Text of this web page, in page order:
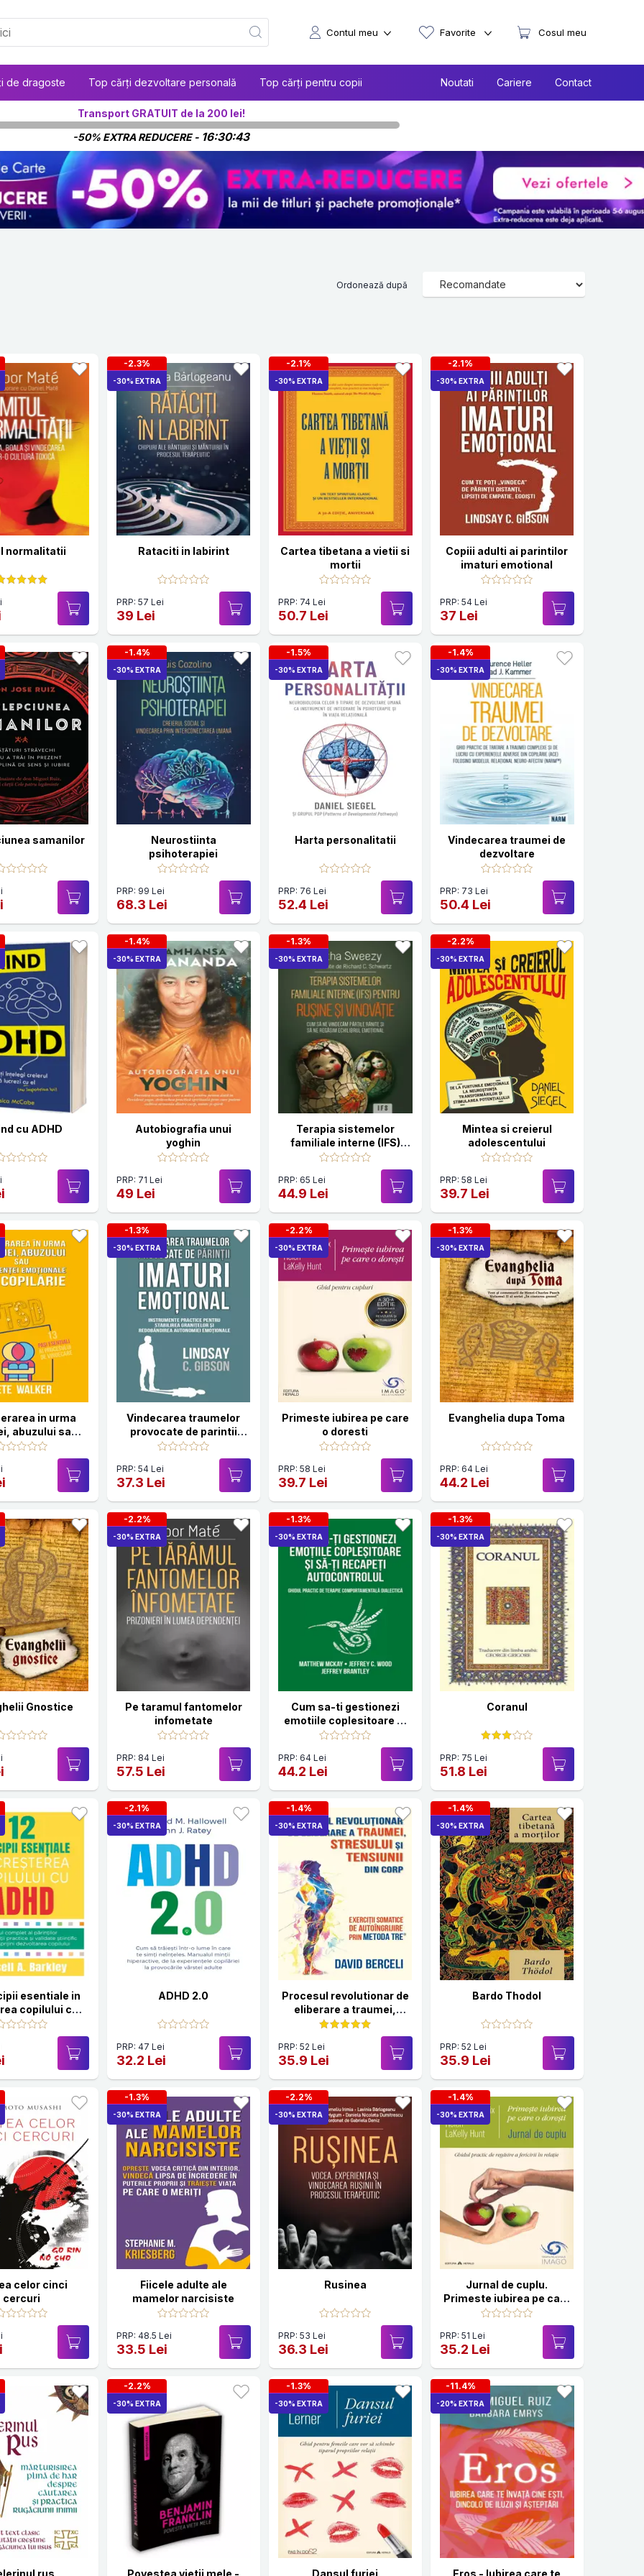
de dragoste Top cărți dezvoltare personală Top cărți pentru copii Noutati Cariere Contact
Contul meu Favorite Cosul meu
Transport GRATUIT de la 200 lei!
-50% EXTRA REDUCERE - 16:30:41
Ordonează după
normalitatii
-2.3%
-30% EXTRA
Rataciti in labirint
PRP: 57 Lei
39 Lei
-2.1%
-30% EXTRA
Cartea tibetana a vietii si
mortii
PRP: 74 Lei
50.7 Lei
-2.1%
-30% EXTRA
Copiii adulti ai parintilor
imaturi emotional
PRP: 54 Lei
37 Lei
samanilor
-1.4%
-30% EXTRA
Neurostiinta
psihoterapiei
PRP: 99 Lei
68.3 Lei
-1.5%
-30% EXTRA
Harta personalitatii
PRP: 76 Lei
52.4 Lei
-1.4%
-30% EXTRA
Vindecarea traumei de
dezvoltare
PRP: 73 Lei
50.4 Lei
cu ADHD
-1.4%
-30% EXTRA
Autobiografia unui
yoghin
PRP: 71 Lei
49 Lei
-1.3%
-30% EXTRA
Terapia sistemelor
familiale interne (IFS)
pentru rusine si vinovatie
- Cum sa ne vindecam
partile ranite si sa ne
regasim echilibrul
emotional
PRP: 65 Lei
44.9 Lei
-2.2%
-30% EXTRA
Mintea si creierul
adolescentului
PRP: 58 Lei
39.7 Lei
in urma
abuzului sau
emotionale
-1.3%
-30% EXTRA
Vindecarea traumelor
provocate de parintii
imaturi emotional
PRP: 54 Lei
37.3 Lei
-2.2%
-30% EXTRA
Primeste iubirea pe care
o doresti
PRP: 58 Lei
39.7 Lei
-1.3%
-30% EXTRA
Evanghelia dupa Toma
PRP: 64 Lei
44.2 Lei
Gnostice
-2.2%
-30% EXTRA
Pe taramul fantomelor
infometate
PRP: 84 Lei
57.5 Lei
-1.3%
-30% EXTRA
Cum sa-ti gestionezi
emotiile coplesitoare si
sa-ti recapeti
PRP: 64 Lei
44.2 Lei
-1.3%
-30% EXTRA
Coranul
PRP: 75 Lei
51.8 Lei
esentiale in
copilului cu
ADHD
-2.1%
-30% EXTRA
ADHD 2.0
PRP: 47 Lei
32.2 Lei
-1.4%
-30% EXTRA
Procesul revolutionar de
eliberare a traumei,
stresului si tensiunii din
PRP: 52 Lei
35.9 Lei
-1.4%
-30% EXTRA
Bardo Thodol
PRP: 52 Lei
35.9 Lei
celor cinci
cercuri
-1.3%
-30% EXTRA
Fiicele adulte ale
mamelor narcisiste
PRP: 48.5 Lei
33.5 Lei
-2.2%
-30% EXTRA
Rusinea
PRP: 53 Lei
36.3 Lei
-1.4%
-30% EXTRA
Jurnal de cuplu.
Primeste iubirea pe care
o doresti
PRP: 51 Lei
35.2 Lei
rus
-2.2%
-30% EXTRA
Povestea vietii mele -
-1.3%
-30% EXTRA
Dansul furiei
-11.4%
-20% EXTRA
Eros - Iubirea care te